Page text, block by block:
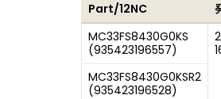
Part/12NC
MC33FS8430G0KS
(935423196557)
MC33FS8430G0KSR2
(935423196528)